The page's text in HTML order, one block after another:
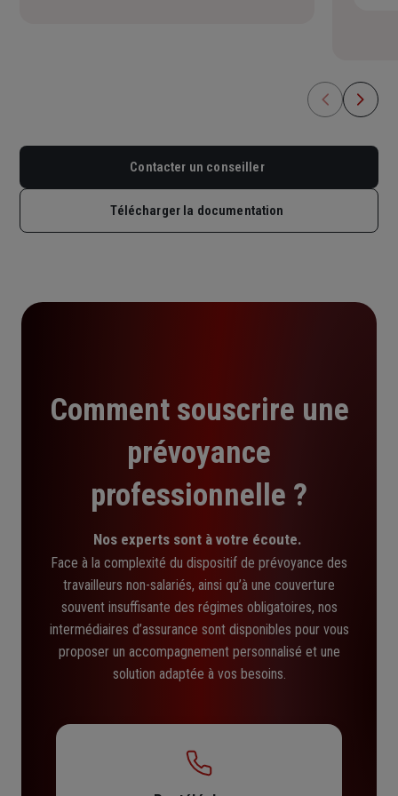
Contacter un conseiller
Télécharger la documentation
Comment souscrire une
prévoyance
professionnelle ?
Nos experts sont à votre écoute.
Face à la complexité du dispositif de prévoyance des
travailleurs non-salariés, ainsi qu’à une couverture
souvent insuffisante des régimes obligatoires, nos
intermédiaires d’assurance sont disponibles pour vous
proposer un accompagnement personnalisé et une
solution adaptée à vos besoins.